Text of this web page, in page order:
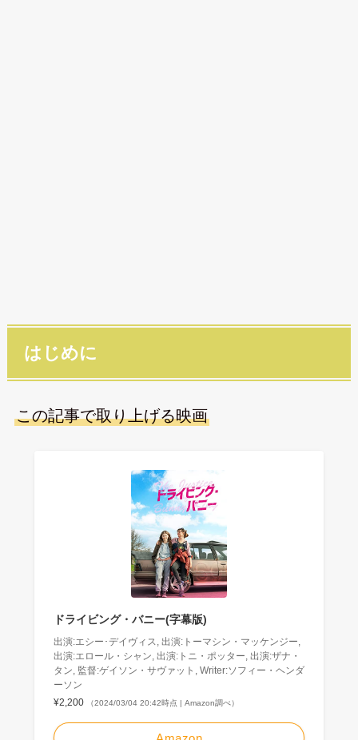
はじめに
この記事で取り上げる映画
ドライビング・バニー(字幕版)
出演:エシー･デイヴィス, 出演:トーマシン・マッケンジー,
出演:エロール・シャン, 出演:トニ・ポッター, 出演:ザナ・
タン, 監督:ゲイソン・サヴァット, Writer:ソフィー・ヘンダ
ーソン
¥2,200
（2024/03/04 20:42時点 | Amazon調べ）